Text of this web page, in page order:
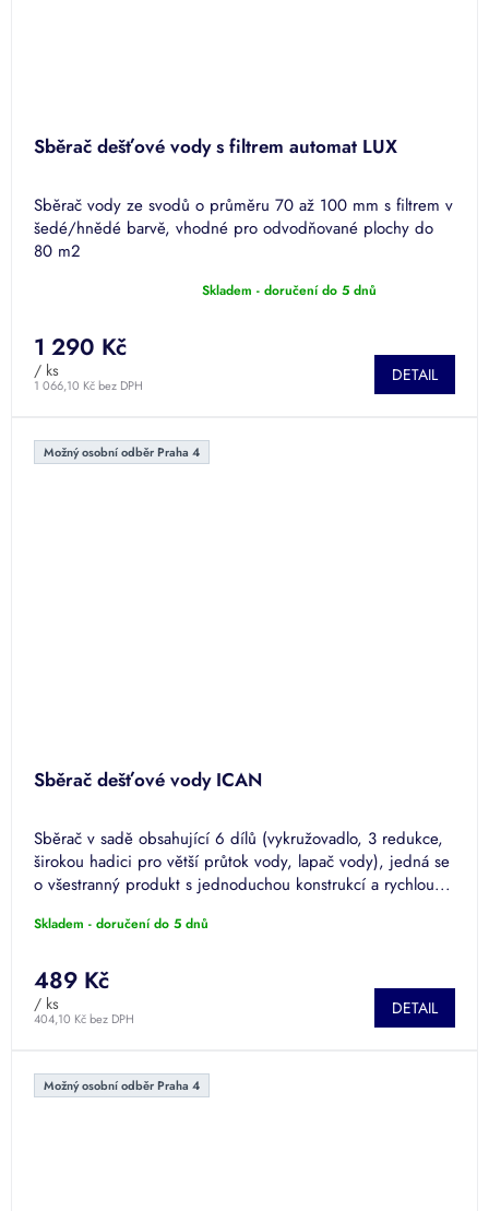
Sběrač dešťové vody s filtrem automat LUX
Sběrač vody ze svodů o průměru 70 až 100 mm s filtrem v
šedé/hnědé barvě, vhodné pro odvodňované plochy do
80 m2
produktu
je
5,0
z
hvězdiček.
Skladem - doručení do 5 dnů
1 066,10 Kč bez DPH
1 290 Kč
/ ks DETAIL
Možný osobní odběr Praha 4
Sběrač dešťové vody ICAN
Sběrač v sadě obsahující 6 dílů (vykružovadlo, 3 redukce,
širokou hadici pro větší průtok vody, lapač vody), jedná se
o všestranný produkt s jednoduchou konstrukcí a rychlou...
Skladem - doručení do 5 dnů
404,10 Kč bez DPH
489 Kč
/ ks DETAIL
Možný osobní odběr Praha 4